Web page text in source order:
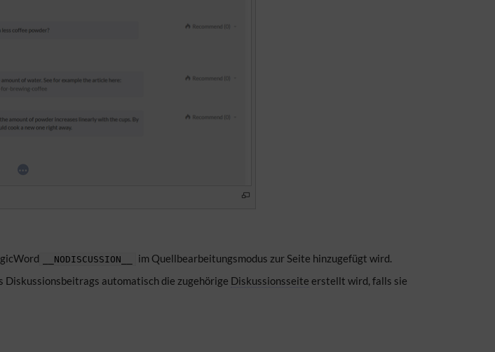
__NODISCUSSION__
im Quellbearbeitungsmodus zur Seite hinzugefügt wird.
automatisch die zugehörige Diskussionsseite erstellt wird, falls sie